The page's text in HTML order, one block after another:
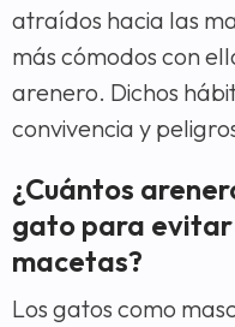
atraídos hacia las
más cómodos con
arenero. Dichos
convivencia y
¿Cuántos
gato para evitar
macetas?
Los gatos como